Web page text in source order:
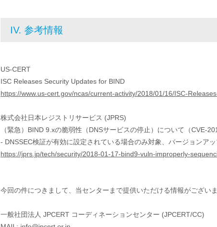
IV. 参考情報
US-CERT
ISC Releases Security Updates for BIND
https://www.us-cert.gov/ncas/current-activity/2018/01/16/ISC-
株式会社日本レジストリサービス (JPRS)
（緊急）BIND 9.xの脆弱性（DNSサービスの停止）について（CVE-
- DNSSEC検証が有効に設定されている場合のみ対象、バージョンア
https://jprs.jp/tech/security/2018-01-17-bind9-vuln-improperly-
今回の件につきまして、当センターまで提供いただける情報がござい
一般社団法人 JPCERT コーディネーションセンター (JPCERT/CC)